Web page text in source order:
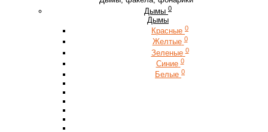
Дымы 0
Дымы
Красные 0
Желтые 0
Зеленые 0
Синие 0
Белые 0